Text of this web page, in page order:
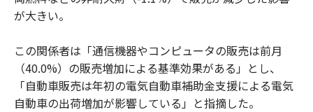
が大きい。
この関係者は「通信機器やコンピュータの販売は前月
（40.0%）の販売増加による基準効果がある」とし、
「自動車販売は年初の電気自動車補助金支援による電気
自動車の出荷増加が影響している」と指摘した。